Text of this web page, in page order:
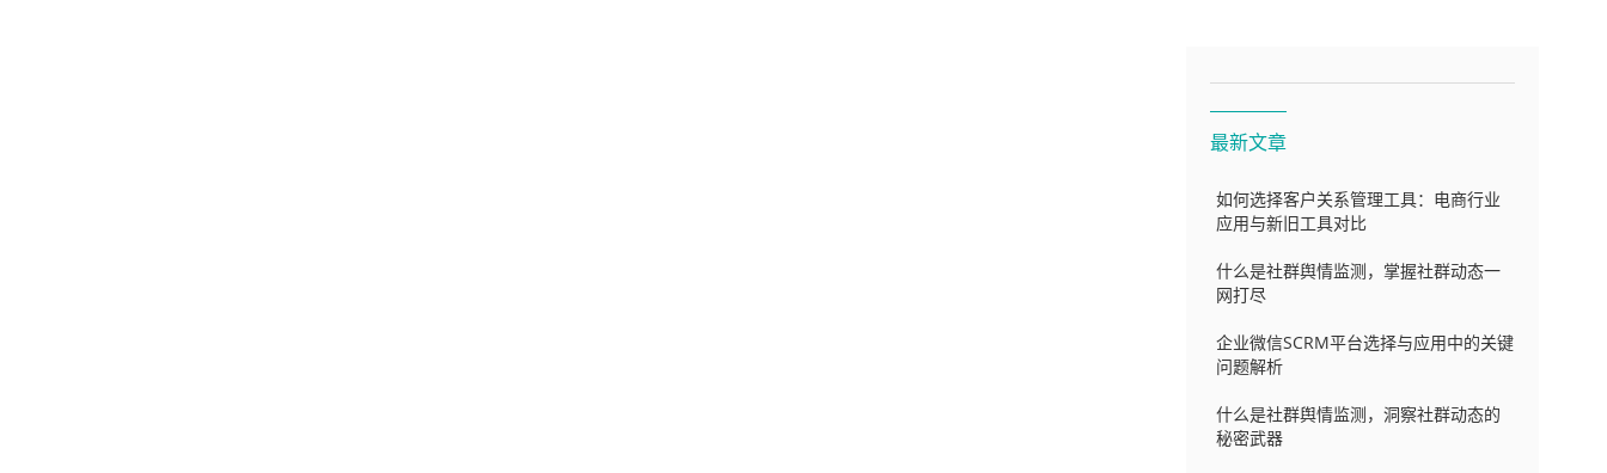
最新文章
如何选择客户关系管理工具：电商行业
应用与新旧工具对比
什么是社群舆情监测，掌握社群动态一
网打尽
企业微信SCRM平台选择与应用中的关键
问题解析
什么是社群舆情监测，洞察社群动态的
秘密武器